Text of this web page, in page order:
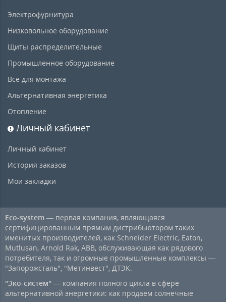
Электрофурнитура
Низковольное оборудование
Щиты распределительные
Промышленное оборудование
Все для монтажа
Альтернативная энергетика
Отопление
Личный кабинет
Личный кабинет
История заказов
Мои закладки
Eco-system — первая компания, являющаяся
сертифицированным прямым дистрибьютором таких
именитых производителей, как Schneider Electric, Eaton,
Mutlusan, Arnold Rak, ABB, обслуживающая как рядового
потребителя, так и огромные промышленные комплексы —
"Запорожсталь", "Метинвест", ДТЭК.
"Эко-систем" — компания полного цикла в сфере
альтернативной энергетики: как продаем солнечные